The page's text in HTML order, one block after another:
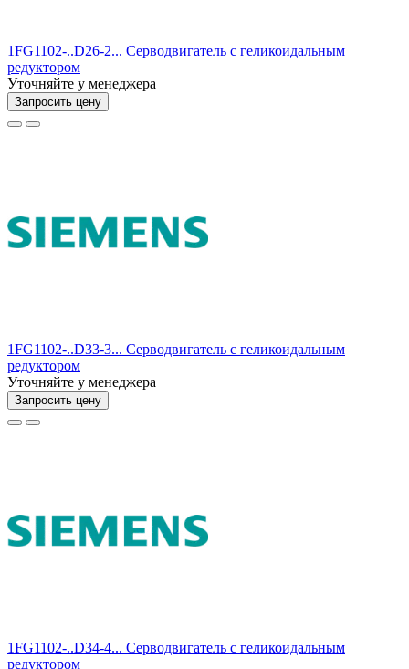
1FG1102-..D26-2... Серводвигатель с геликоидальным
редуктором
Уточняйте у менеджера
Запросить цену
1FG1102-..D33-3... Серводвигатель с геликоидальным
редуктором
Уточняйте у менеджера
Запросить цену
1FG1102-..D34-4... Серводвигатель с геликоидальным
редуктором